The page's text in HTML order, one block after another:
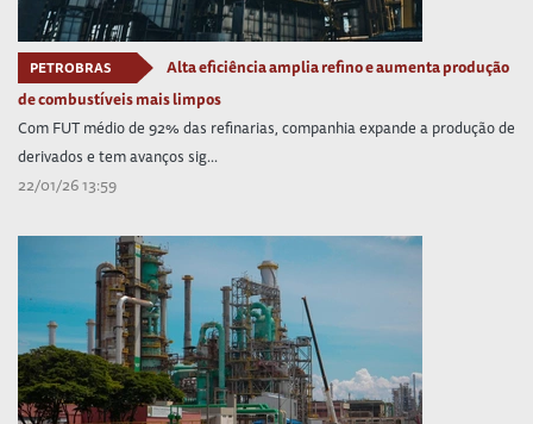
PETROBRAS
Alta eficiência amplia refino e aumenta produção
de combustíveis mais limpos
Com FUT médio de 92% das refinarias, companhia expande a produção de
derivados e tem avanços sig...
22/01/26 13:59